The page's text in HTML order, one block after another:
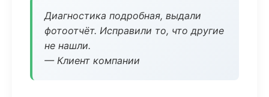
Диагностика подробная, выдали
фотоотчёт. Исправили то, что другие
не нашли.
— Клиент компании